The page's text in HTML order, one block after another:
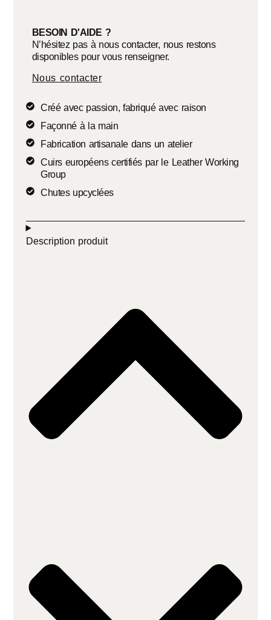
BESOIN D'AIDE ?
N’hésitez pas à nous contacter, nous restons
disponibles pour vous renseigner.
Nous contacter
Créé avec passion, fabriqué avec raison
Façonné à la main
Fabrication artisanale dans un atelier
Cuirs européens certifiés par le Leather Working
Group
Chutes upcyclées
Description produit